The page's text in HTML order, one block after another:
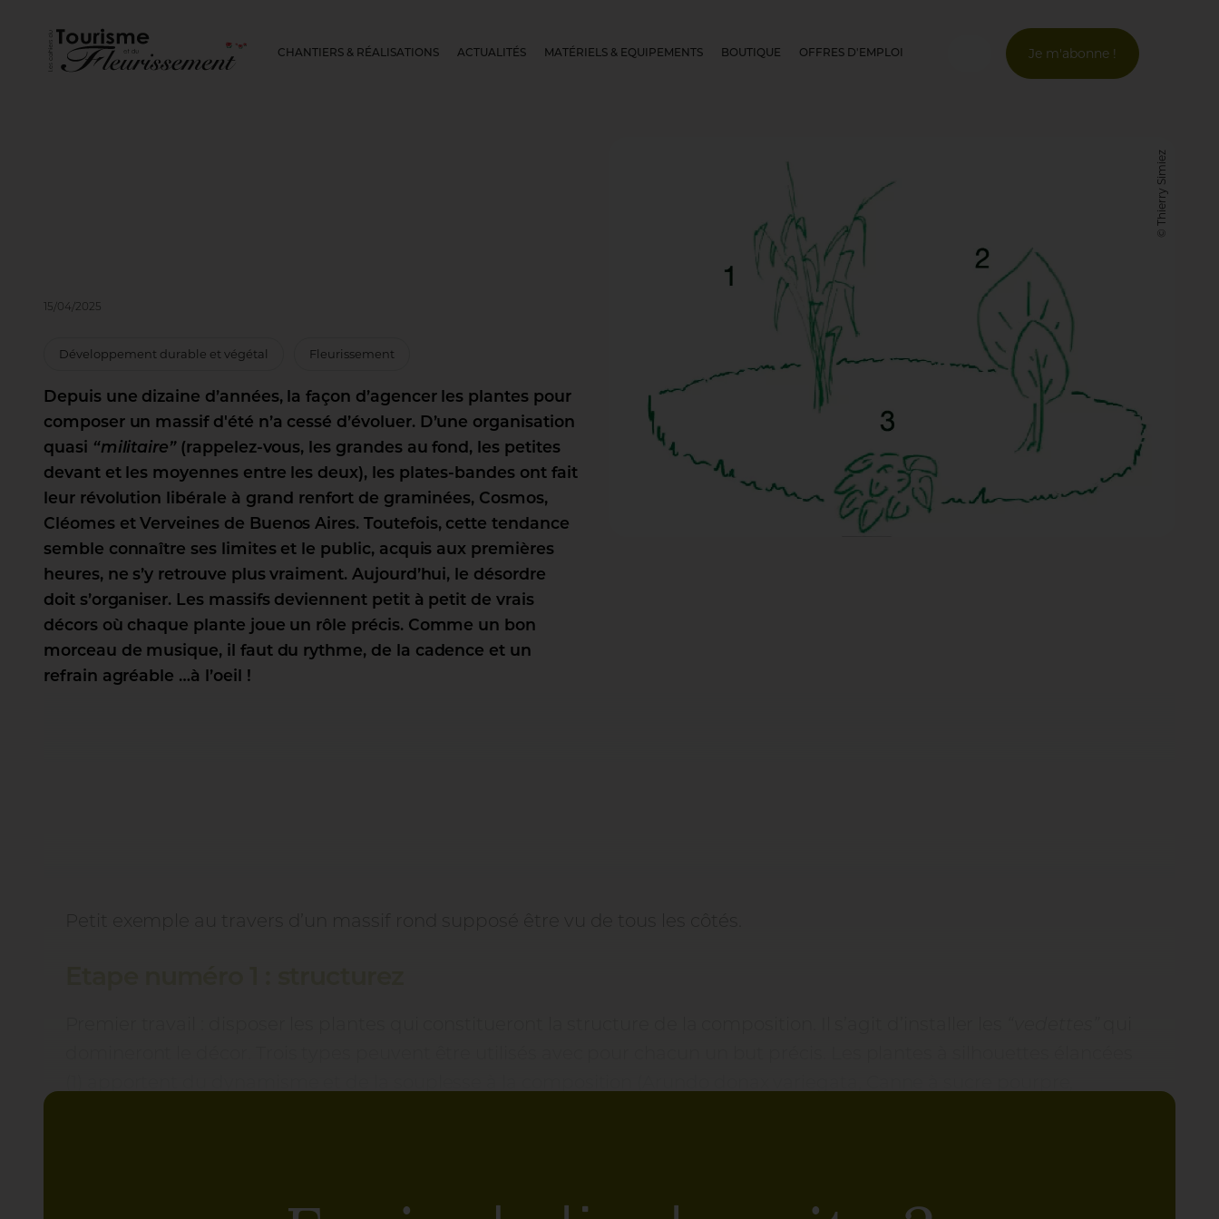
CHANTIERS & RÉALISATIONS ACTUALITÉS MATÉRIELS & EQUIPEMENTS BOUTIQUE OFFRES D'EMPLOI Je m'abonne !
Mot de passe oublié ?
Valider
Inscription
15/04/2025
Développement durable et végétal Fleurissement
Depuis une dizaine d’années, la façon d’agencer les plantes pour
composer un massif d'été n’a cessé d’évoluer. D’une organisation
quasi “militaire” (rappelez-vous, les grandes au fond, les petites
devant et les moyennes entre les deux), les plates-bandes ont fait
leur révolution libérale à grand renfort de graminées, Cosmos,
Cléomes et Verveines de Buenos Aires. Toutefois, cette tendance
semble connaître ses limites et le public, acquis aux premières
heures, ne s’y retrouve plus vraiment. Aujourd’hui, le désordre
doit s’organiser. Les massifs deviennent petit à petit de vrais
décors où chaque plante joue un rôle précis. Comme un bon
morceau de musique, il faut du rythme, de la cadence et un
refrain agréable …à l’oeil !
© Thierry Simiez